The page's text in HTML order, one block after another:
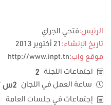
الرئيس:فتحي الجراي
تاريخ الإنشاء: 21 أكتوبر 2013
موقع واب:http://www.inpt.tn
اجتماعات اللجنة 2
ساعة العمل في اللجان 2س 27دق
إجتماعات في جلسات العامة